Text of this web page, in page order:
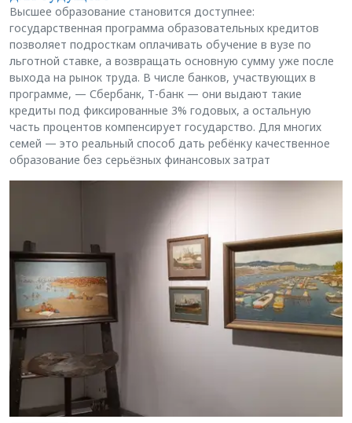
Высшее образование становится доступнее:
государственная программа образовательных кредитов
позволяет подросткам оплачивать обучение в вузе по
льготной ставке, а возвращать основную сумму уже после
выхода на рынок труда. В числе банков, участвующих в
программе, — Сбербанк, Т-банк — они выдают такие
кредиты под фиксированные 3% годовых, а остальную
часть процентов компенсирует государство. Для многих
семей — это реальный способ дать ребёнку качественное
образование без серьёзных финансовых затрат